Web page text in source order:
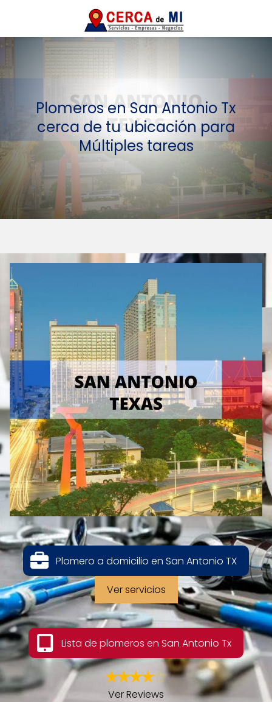
Plomeros en San Antonio Tx
cerca de tu ubicación para
Múltiples tareas
Plomero a domicilio en San Antonio TX
Ver servicios
Lista de plomeros en San Antonio Tx
Ver Reviews